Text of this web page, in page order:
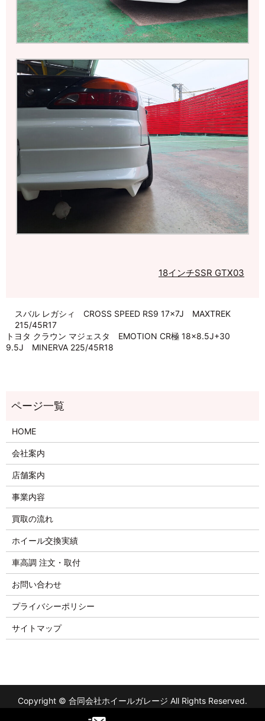
18インチSSR GTX03
スバル レガシィ CROSS SPEED RS9 17×7J MAXTREK
215/45R17
トヨタ クラウン マジェスタ EMOTION CR極 18×8.5J+30
9.5J MINERVA 225/45R18
HOME
会社案内
店舗案内
事業内容
買取の流れ
ホイール交換実績
車高調 注文・取付
お問い合わせ
プライバシーポリシー
サイトマップ
Copyright © 合同会社ホイールガレージ All Rights Reserved.
【掲載の記事・写真・イラストなどの無断複写・転載を禁じま